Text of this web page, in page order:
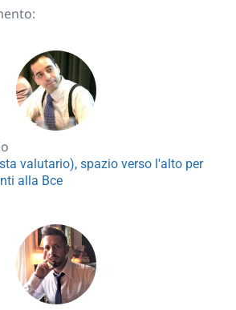
valutario), spazio verso l'alto per
alla Bce